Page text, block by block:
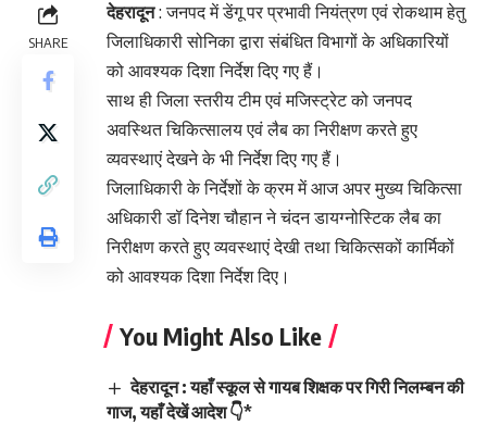
SHARE
देहरादून: जनपद में डेंगू पर प्रभावी नियंत्रण एवं रोकथाम हेतु
जिलाधिकारी सोनिका द्वारा संबंधित विभागों के अधिकारियों
को आवश्यक दिशा निर्देश दिए गए हैं।
साथ ही जिला स्तरीय टीम एवं मजिस्ट्रेट को जनपद
अवस्थित चिकित्सालय एवं लैब का निरीक्षण करते हुए
व्यवस्थाएं देखने के भी निर्देश दिए गए हैं।
जिलाधिकारी के निर्देशों के क्रम में आज अपर मुख्य चिकित्सा
अधिकारी डॉ दिनेश चौहान ने चंदन डायग्नोस्टिक लैब का
निरीक्षण करते हुए व्यवस्थाएं देखी तथा चिकित्सकों कार्मिकों
को आवश्यक दिशा निर्देश दिए।
You Might Also Like
देहरादून : यहाँ स्कूल से गायब शिक्षक पर गिरी निलम्बन की
गाज, यहाँ देखें आदेश 👇*